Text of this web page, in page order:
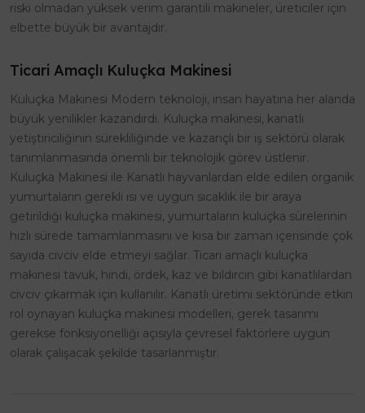
riski olmadan yüksek verim garantili makineler, üreticiler için
elbette büyük bir avantajdır.
Ticari Amaçlı Kuluçka Makinesi
Kuluçka Makinesi Modern teknoloji, insan hayatına her alanda
büyük yenilikler kazandırdı. Kuluçka makinesi, kanatlı
yetiştiriciliğinin sürekliliğinde ve kazançlı bir iş sektörü olarak
tanımlanmasında önemli bir teknolojik görev üstlenir.
Kuluçka Makinesi ile Kanatlı hayvanlardan elde edilen organik
yumurtaların gerekli ısı ve uygun sıcaklık ile bir araya
getirildiği kuluçka makinesi, yumurtaların kuluçka sürelerinin
hızlı sürede tamamlanmasını ve kısa bir zaman içerisinde çok
sayıda civciv elde etmeyi sağlar. Ticari amaçlı kuluçka
makinesi tavuk, hindi, ördek, kaz ve bıldırcın gibi kanatlılardan
civciv çıkarmak için kullanılır. Kanatlı üretimi sektöründe etkin
rol oynayan kuluçka makinesi modelleri, gerek tasarımı
gerekse fonksiyonelliği açısıyla çevresel faktörlere uygun
olarak çalışacak şekilde tasarlanmıştır.